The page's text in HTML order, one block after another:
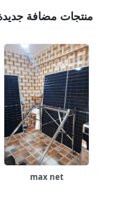
منتجات مضافة
max net